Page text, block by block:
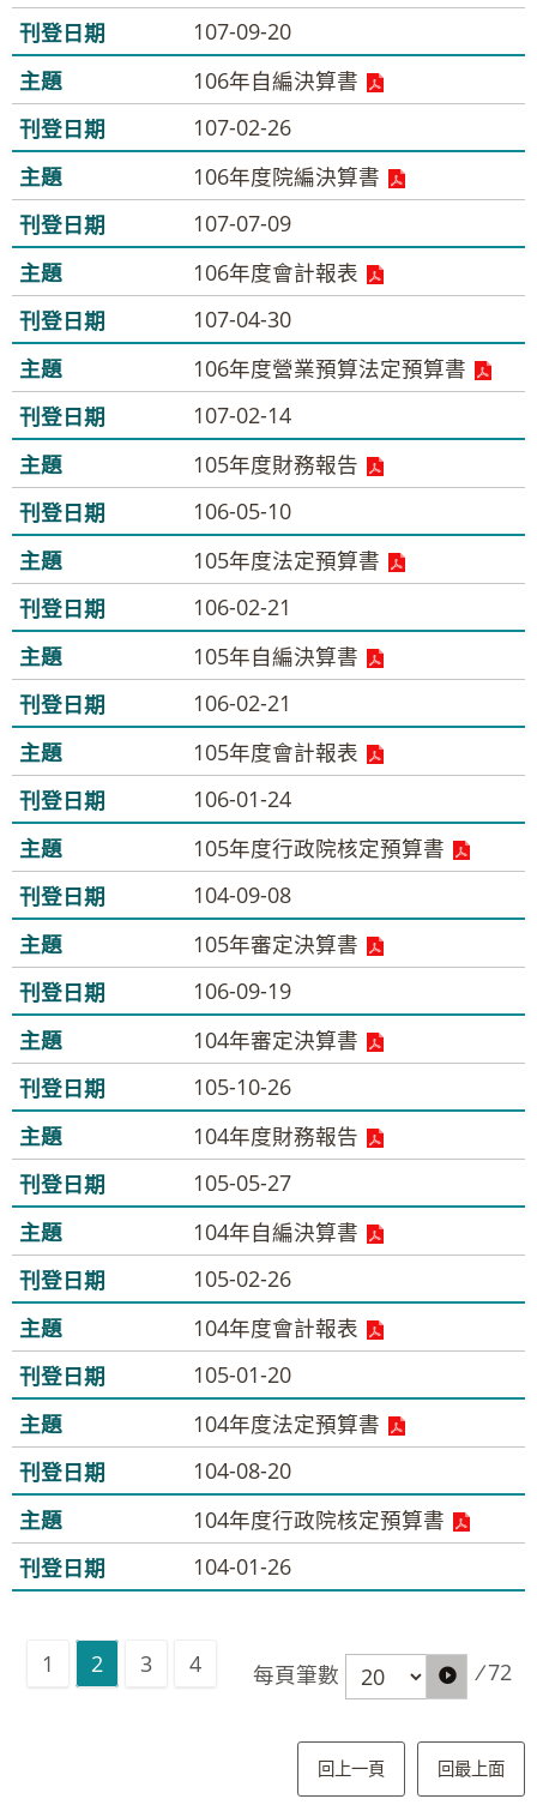
107-09-20
106年自編決算書
107-02-26
106年度院編決算書
107-07-09
106年度會計報表
107-04-30
106年度營業預算法定預算書
107-02-14
105年度財務報告
106-05-10
105年度法定預算書
106-02-21
105年自編決算書
106-02-21
105年度會計報表
106-01-24
105年度行政院核定預算書
104-09-08
105年審定決算書
106-09-19
104年審定決算書
105-10-26
104年度財務報告
105-05-27
104年自編決算書
105-02-26
104年度會計報表
105-01-20
104年度法定預算書
104-08-20
104年度行政院核定預算書
104-01-26
1 2 3 4 每頁筆數 / 72
回上一頁 回最上面